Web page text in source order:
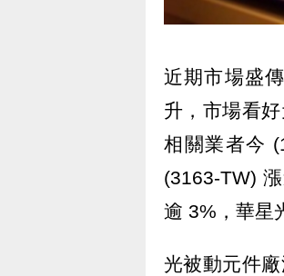
近期市場盛
升，市場看
相關業者今
(3163-TW)
逾 3%，華星
光被動元件